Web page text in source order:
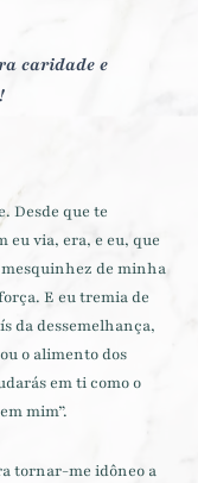
caridade e
Desde que te
eu via, era, e eu, que
de minha
E eu tremia de
da dessemelhança,
o alimento dos
em ti como o
mim”.
tornar-me idôneo a